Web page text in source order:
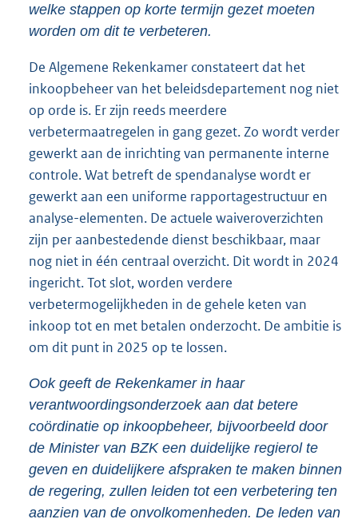
welke stappen op korte termijn gezet moeten
worden om dit te verbeteren.
De Algemene Rekenkamer constateert dat het
inkoopbeheer van het beleidsdepartement nog niet
op orde is. Er zijn reeds meerdere
verbetermaatregelen in gang gezet. Zo wordt verder
gewerkt aan de inrichting van permanente interne
controle. Wat betreft de spendanalyse wordt er
gewerkt aan een uniforme rapportagestructuur en
analyse-elementen. De actuele waiveroverzichten
zijn per aanbestedende dienst beschikbaar, maar
nog niet in één centraal overzicht. Dit wordt in 2024
ingericht. Tot slot, worden verdere
verbetermogelijkheden in de gehele keten van
inkoop tot en met betalen onderzocht. De ambitie is
om dit punt in 2025 op te lossen.
Ook geeft de Rekenkamer in haar
verantwoordingsonderzoek aan dat betere
coördinatie op inkoopbeheer, bijvoorbeeld door
de Minister van BZK een duidelijke regierol te
geven en duidelijkere afspraken te maken binnen
de regering, zullen leiden tot een verbetering ten
aanzien van de onvolkomenheden. De leden van